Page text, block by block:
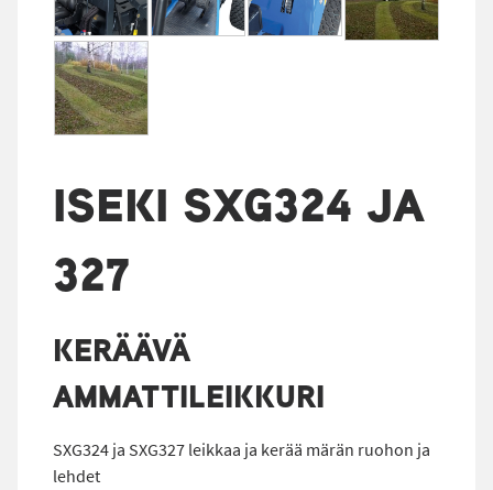
ISEKI SXG324 JA
327
KERÄÄVÄ
AMMATTILEIKKURI
SXG324 ja SXG327 leikkaa ja kerää märän ruohon ja
lehdet